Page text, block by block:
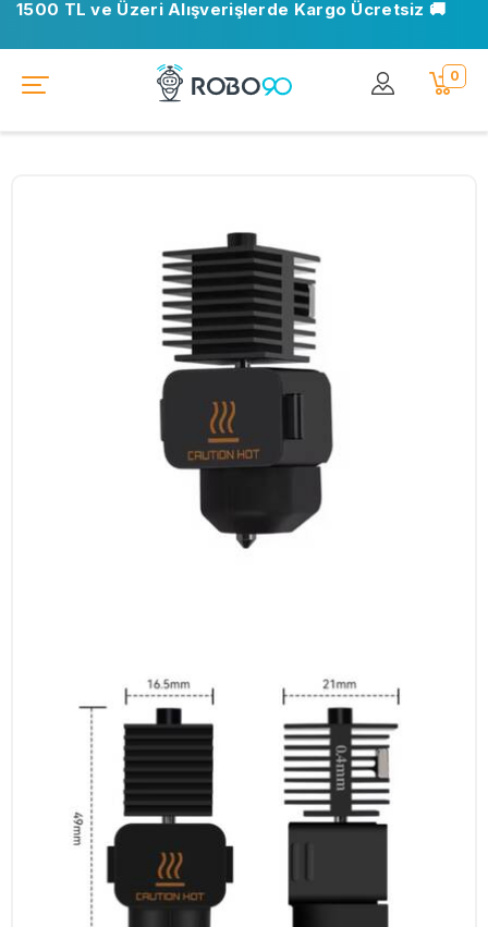
1500 TL ve Üzeri Alışverişlerde Kargo Ücretsiz 🚚
0